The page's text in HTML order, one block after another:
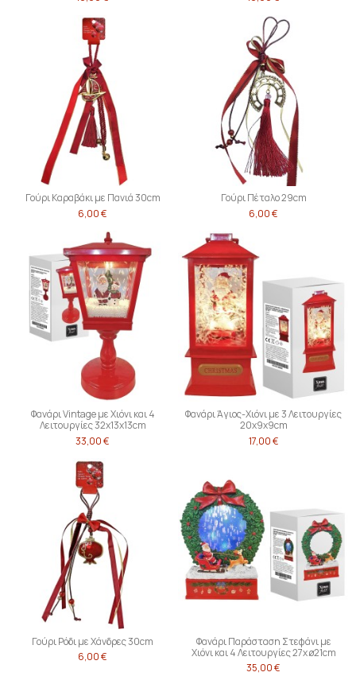
Γούρι Καραβάκι με Πανιά 30cm
6,00 €
Γούρι Πέταλο 29cm
6,00 €
Φανάρι Vintage με Χιόνι και 4
Λειτουργίες 32x13x13cm
33,00 €
Φανάρι Άγιος-Χιόνι με 3 Λειτουργίες
20x9x9cm
17,00 €
Γούρι Ρόδι με Χάνδρες 30cm
6,00 €
Φανάρι Παράσταση Στεφάνι με
Χιόνι και 4 Λειτουργίες 27x ø21cm
35,00 €